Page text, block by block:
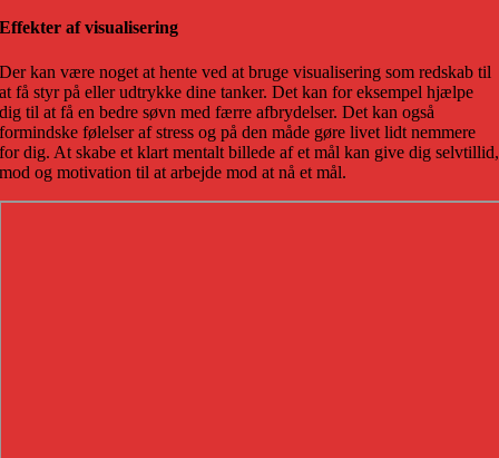
Effekter af visualisering
Der kan være noget at hente ved at bruge visualisering som redskab til
at få styr på eller udtrykke dine tanker. Det kan for eksempel hjælpe
dig til at få en bedre søvn med færre afbrydelser. Det kan også
formindske følelser af stress og på den måde gøre livet lidt nemmere
for dig. At skabe et klart mentalt billede af et mål kan give dig selvtillid,
mod og motivation til at arbejde mod at nå et mål.